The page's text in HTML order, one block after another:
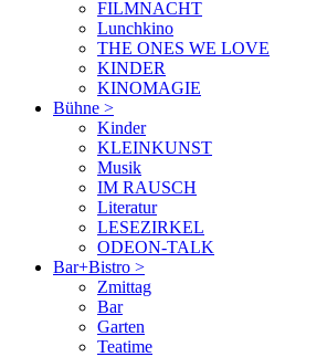
FILMNACHT
Lunchkino
THE ONES WE LOVE
KINDER
KINOMAGIE
Bühne >
Kinder
KLEINKUNST
Musik
IM RAUSCH
Literatur
LESEZIRKEL
ODEON-TALK
Bar+Bistro >
Zmittag
Bar
Garten
Teatime